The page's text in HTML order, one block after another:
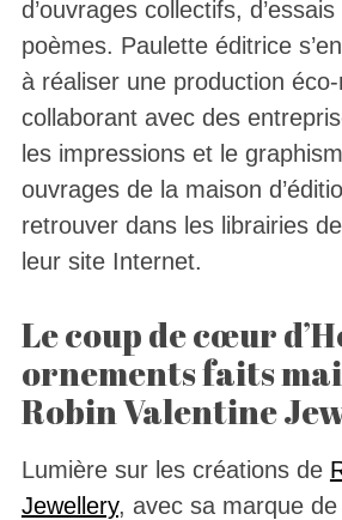
d’ouvrages collectifs,
poèmes. Paulette éditrice
à réaliser une production
collaborant avec des
les impressions et le
ouvrages de la maison
retrouver dans les librairies
leur site Internet.
Le coup de cœur
ornements faits
Robin Valentine
Lumière sur les créations de
Jewellery, avec sa marque